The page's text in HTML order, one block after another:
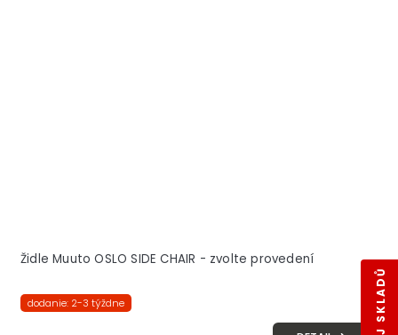
Židle Muuto OSLO SIDE CHAIR - zvolte provedení
dodanie: 2-3 týždne